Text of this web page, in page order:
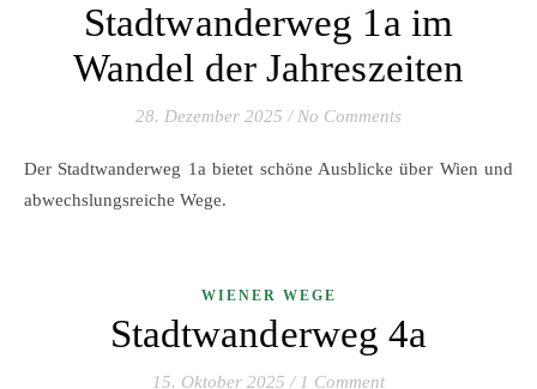
Stadtwanderweg 1a im
Wandel der Jahreszeiten
28. Dezember 2025 / No Comments
Der Stadtwanderweg 1a bietet schöne Ausblicke über Wien und
abwechslungsreiche Wege.
WIENER WEGE
Stadtwanderweg 4a
15. Oktober 2025 / 1 Comment